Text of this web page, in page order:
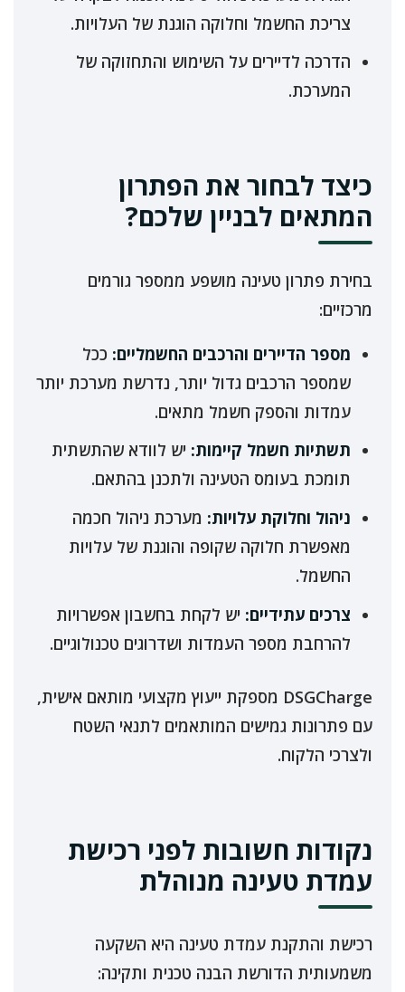
צריכת החשמל וחלוקה הוגנת של העלויות.
הדרכה לדיירים על השימוש והתחזוקה של
המערכת.
כיצד לבחור את הפתרון
המתאים לבניין שלכם?
בחירת פתרון טעינה מושפע ממספר גורמים
מרכזיים:
מספר הדיירים והרכבים החשמליים: ככל
שמספר הרכבים גדול יותר, נדרשת מערכת יותר
עמדות והספק חשמל מתאים.
תשתיות חשמל קיימות: יש לוודא שהתשתית
תומכת בעומס הטעינה ולתכנן בהתאם.
ניהול וחלוקת עלויות: מערכת ניהול חכמה
מאפשרת חלוקה שקופה והוגנת של עלויות
החשמל.
צרכים עתידיים: יש לקחת בחשבון אפשרויות
להרחבת מספר העמדות ושדרוגים טכנולוגיים.
DSGCharge מספקת ייעוץ מקצועי מותאם אישית,
עם פתרונות גמישים המותאמים לתנאי השטח
ולצרכי הלקוח.
נקודות חשובות לפני רכישת
עמדת טעינה מנוהלת
רכישת והתקנת עמדת טעינה היא השקעה
משמעותית הדורשת הבנה טכנית ותקינה: